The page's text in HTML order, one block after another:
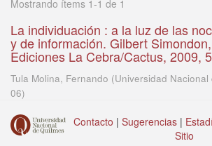
Mostrando ítems 1-1 de 1
La individuación : a la luz de las
y de información. Gilbert
Ediciones La Cebra/Cactus, 2009,
Tula Molina, Fernando (Universidad Nacional
06)
Contacto | Sugerencias |
Sitio